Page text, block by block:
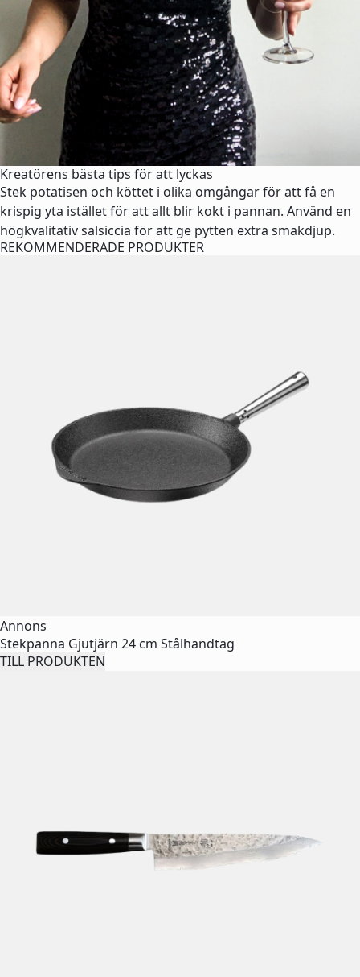
Kreatörens bästa tips för att lyckas
Stek potatisen och köttet i olika omgångar för att få en
krispig yta istället för att allt blir kokt i pannan. Använd en
högkvalitativ salsiccia för att ge pytten extra smakdjup.
REKOMMENDERADE PRODUKTER
Annons
Stekpanna Gjutjärn 24 cm Stålhandtag
TILL PRODUKTEN